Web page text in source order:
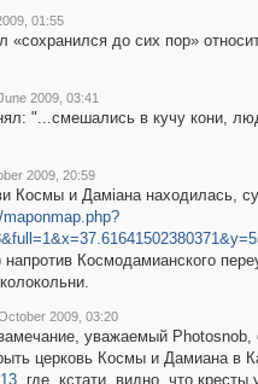
01:55
«сохранился до сих пор»
2009, 03:41
"...смешались в кучу кони,
2009, 20:59
Космы и Дамiана находилась,
напротив Космодамианского
2009, 03:20
уважаемый Photosnob,
церковь Космы и Дамиана
, где, кстати, видно, что